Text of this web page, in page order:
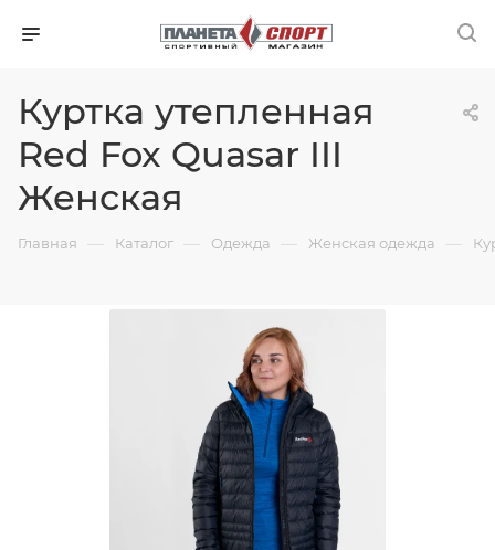
Куртка утепленная
Red Fox Quasar III
Женская
Главная — Каталог — Одежда — Женская одежда —